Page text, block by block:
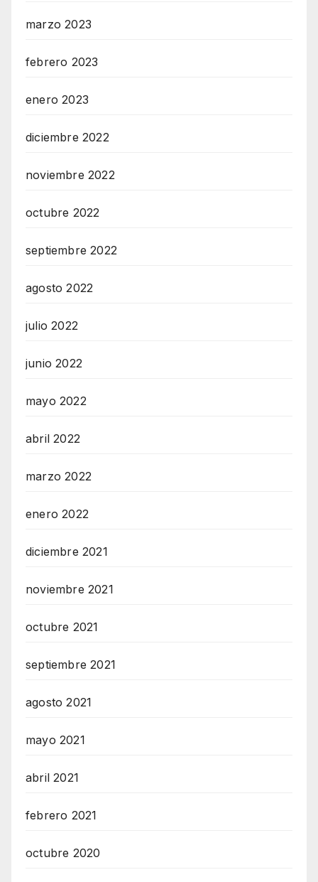
marzo 2023
febrero 2023
enero 2023
diciembre 2022
noviembre 2022
octubre 2022
septiembre 2022
agosto 2022
julio 2022
junio 2022
mayo 2022
abril 2022
marzo 2022
enero 2022
diciembre 2021
noviembre 2021
octubre 2021
septiembre 2021
agosto 2021
mayo 2021
abril 2021
febrero 2021
octubre 2020